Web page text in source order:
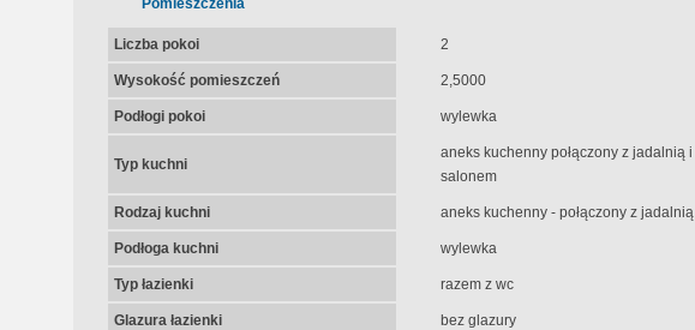
Pomieszczenia
Liczba pokoi 2
Wysokość pomieszczeń 2,5000
Podłogi pokoi wylewka
Typ kuchni
aneks kuchenny połączony z jadalnią i
salonem
Rodzaj kuchni aneks kuchenny - połączony z jadalnią
Podłoga kuchni wylewka
Typ łazienki razem z wc
Glazura łazienki bez glazury